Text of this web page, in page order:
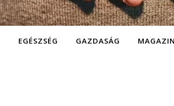
EGÉSZSÉG GAZDASÁG MAGAZIN